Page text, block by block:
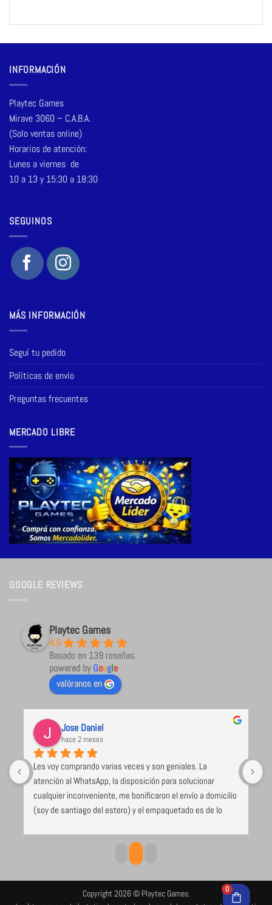
INFORMACIÓN
Playtec Games
Mirave 3060 – C.A.B.A.
(Solo ventas online)
Horarios de atención:
Lunes a viernes de
10 a 13 y 15:30 a 18:30
SEGUINOS
MÁS INFORMACIÓN
Seguí tu pedido
Políticas de envío
Preguntas frecuentes
MERCADO LIBRE
GOOGLE REVIEWS
Playtec Games
4.9
Basado en 139 reseñas.
powered byGoogle
valóranos en
Jose Daniel
hace 2 meses
Les voy comprando varias veces y son geniales. La
atención al WhatsApp, la disposición para solucionar
cualquier inconveniente, me bonificaron el envío a domicilio
(soy de santiago del estero) y el empaquetado es de lo
Copyright 2026 © Playtec Games. 0